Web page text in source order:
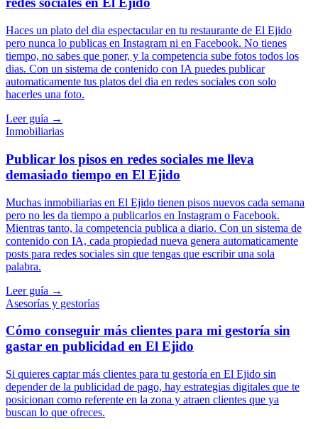
Haces un plato del dia espectacular en tu restaurante de El Ejido
pero nunca lo publicas en Instagram ni en Facebook. No tienes
tiempo, no sabes que poner, y la competencia sube fotos todos los
dias. Con un sistema de contenido con IA puedes publicar
automaticamente tus platos del dia en redes sociales con solo
hacerles una foto.
Leer guía →
Inmobiliarias
Publicar los pisos en redes sociales me lleva
demasiado tiempo en El Ejido
Muchas inmobiliarias en El Ejido tienen pisos nuevos cada semana
pero no les da tiempo a publicarlos en Instagram o Facebook.
Mientras tanto, la competencia publica a diario. Con un sistema de
contenido con IA, cada propiedad nueva genera automaticamente
posts para redes sociales sin que tengas que escribir una sola
palabra.
Leer guía →
Asesorías y gestorías
Cómo conseguir más clientes para mi gestoría sin
gastar en publicidad en El Ejido
Si quieres captar más clientes para tu gestoría en El Ejido sin
depender de la publicidad de pago, hay estrategias digitales que te
posicionan como referente en la zona y atraen clientes que ya
buscan lo que ofreces.